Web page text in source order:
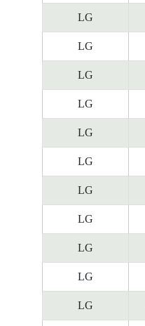
LG
LG
LG
LG
LG
LG
LG
LG
LG
LG
LG